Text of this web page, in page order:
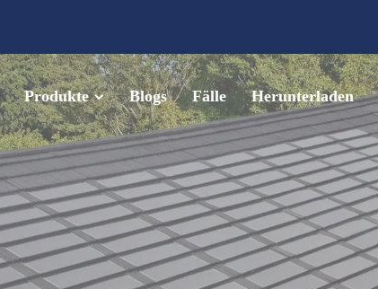
Produkte Blogs Fälle Herunterladen